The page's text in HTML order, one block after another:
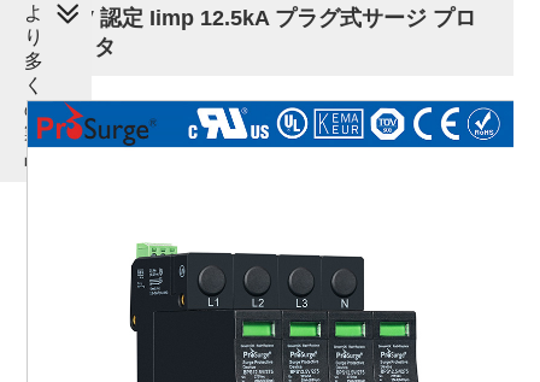
TUV 認定 Iimp 12.5kA プラグ式サージ プロ
テクタ
よ
り
多
く
の
製
品